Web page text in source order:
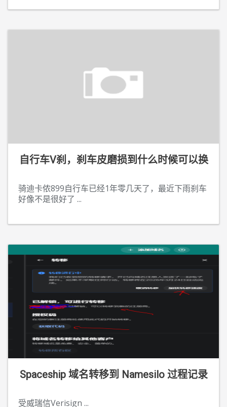
自行车V刹，刹车皮磨损到什么时候可以换
骑迪卡侬899自行车已经1年零几天了，最近下雨刹车
好像不是很好了 ...
Spaceship 域名转移到 Namesilo 过程记录
受威瑞信Verisign ...